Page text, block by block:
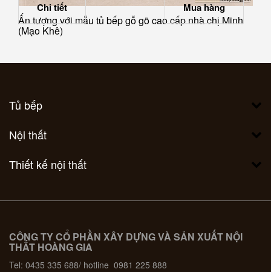
Ấn tượng với mẫu tủ bếp gỗ gõ cao cấp nhà chị Minh
(Mạo Khê)
Chi tiết Mua hàng
Tủ bếp
Nội thất
Thiết kế nội thất
CÔNG TY CỔ PHẦN XÂY DỰNG VÀ SẢN XUẤT NỘI
THẤT HOÀNG GIA
Tel: 0435 335 688/ hotline 0981 225 888